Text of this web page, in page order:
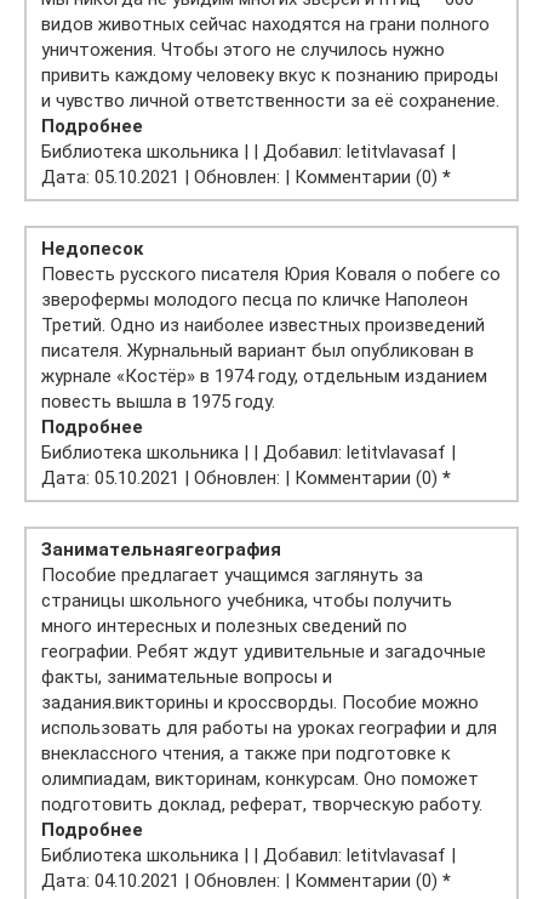
видов животных сейчас находятся на грани полного
уничтожения. Чтобы этого не случилось нужно
привить каждому человеку вкус к познанию природы
и чувство личной ответственности за её сохранение.
Подробнее
Библиотека школьника | | Добавил: letitvlavasaf |
Дата: 05.10.2021 | Обновлен: | Комментарии (0) *
Недопесок
Повесть русского писателя Юрия Коваля о побеге со
зверофермы молодого песца по кличке Наполеон
Третий. Одно из наиболее известных произведений
писателя. Журнальный вариант был опубликован в
журнале «Костёр» в 1974 году, отдельным изданием
повесть вышла в 1975 году.
Подробнее
Библиотека школьника | | Добавил: letitvlavasaf |
Дата: 05.10.2021 | Обновлен: | Комментарии (0) *
Занимательнаягеография
Пособие предлагает учащимся заглянуть за
страницы школьного учебника, чтобы получить
много интересных и полезных сведений по
географии. Ребят ждут удивительные и загадочные
факты, занимательные вопросы и
задания.викторины и кроссворды. Пособие можно
использовать для работы на уроках географии и для
внеклассного чтения, а также при подготовке к
олимпиадам, викторинам, конкурсам. Оно поможет
подготовить доклад, реферат, творческую работу.
Подробнее
Библиотека школьника | | Добавил: letitvlavasaf |
Дата: 04.10.2021 | Обновлен: | Комментарии (0) *